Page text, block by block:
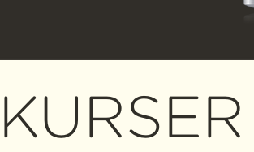
KURSER